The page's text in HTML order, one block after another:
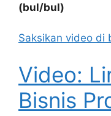
(bul/bul)
Saksikan video di
Video:
Bisnis